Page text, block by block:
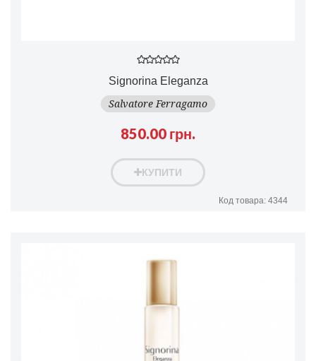
Signorina Eleganza
Salvatore Ferragamo
850.00 грн.
КУПИТИ
Код товара: 4344